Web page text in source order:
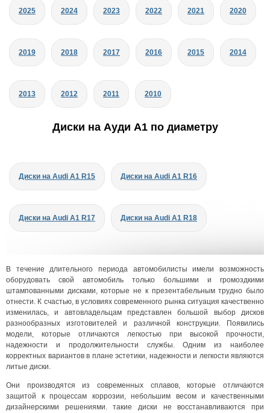
2025 2024 2023 2022 2021 2020
2019 2018 2017 2016 2015 2014
2013 2012 2011 2010
Диски на Ауди A1 по диаметру
Диски на Audi A1 R15 Диски на Audi A1 R16
Диски на Audi A1 R17 Диски на Audi A1 R18
В течение длительного периода автомобилисты имели возможность
оборудовать свой автомобиль только большими и громоздкими
штампованными дисками, которые не к презентабельным трудно было
отнести. К счастью, в условиях современного рынка ситуация качественно
изменилась, и автовладельцам представлен большой выбор дисков
разнообразных изготовителей и различной конструкции. Появились
модели, которые отличаются легкостью при высокой прочности,
надежности и продолжительности службы. Одним из наиболее
корректных вариантов в плане эстетики, надежности и легкости являются
литые диски.
Они производятся из современных сплавов, которые отличаются
защитой к процессам коррозии, небольшим весом и качественными
дизайнерскими решениями. такие диски не восстанавливаются при